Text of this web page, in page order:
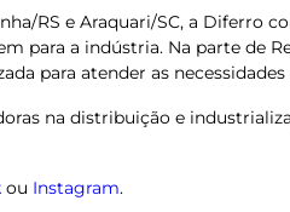
RS e Araquari/SC, a Diferro
para a indústria. Na parte de
para atender as
na distribuição e
ou Instagram.